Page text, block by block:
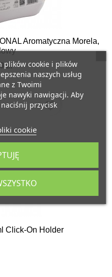
plików cookie i plików
naszych usług
z Twoimi
nawyki nawigacji. Aby
przycisk
cookie
Aromatyczna Morela,
zł
Click-On Holder
favorite_border